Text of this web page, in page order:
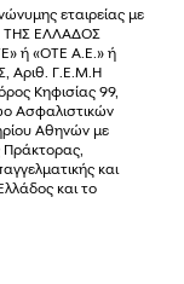
εταιρείας µε
ΤΗΣ ΕΛΛΑΔΟΣ
ή «ΟΤΕ Α.Ε.» ή
Αριθ. Γ.Ε.Μ.Η
Κηφισίας 99,
Ασφαλιστικών
Αθηνών µε
Πράκτορας,
και
και το